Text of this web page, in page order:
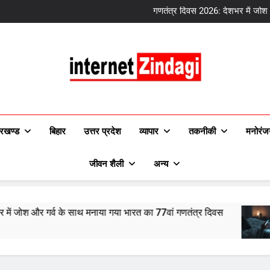
गणतंत्र दिवस 2026: देशभर में जोश
मोबाइल आपकी नींद चुरा रहा है?
गणतंत्र दिवस 2026: देशभर में जोश
मोबाइल आपकी नींद चुरा रहा है?
दिल्ली सरकार की 1,487
InternetZindagi
बिहार उत्तर प्रदेश व्यापार तकनीकी
जीवन शैली अन्य
के साथ मनाया गया भारत का 77वां गणतंत्र दिवस
6